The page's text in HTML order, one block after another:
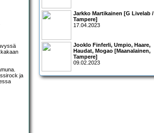
ja
Jarkko Martikainen [G Livelab /
Tampere]
17.04.2023
Jooklo Finferli, Umpio, Haare,
Haudat, Mogao [Maanalainen,
Tampere]
09.02.2023